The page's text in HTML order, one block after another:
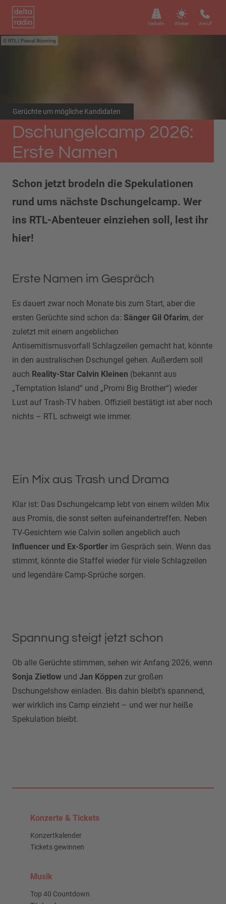
Verkehr Wetter Anruf
RTL / Pascal Bünning
Gerüchte um mögliche Kandidaten
Dschungelcamp 2026:
Erste Namen
Schon jetzt brodeln die Spekulationen
rund ums nächste Dschungelcamp. Wer
ins RTL-Abenteuer einziehen soll, lest ihr
hier!
Erste Namen im Gespräch
Es dauert zwar noch Monate bis zum Start, aber die
ersten Gerüchte sind schon da: Sänger Gil Ofarim, der
zuletzt mit einem angeblichen
Antisemitismusvorfall Schlagzeilen gemacht hat, könnte
in den australischen Dschungel gehen. Außerdem soll
auch Reality-Star Calvin Kleinen (bekannt aus
„Temptation Island“ und „Promi Big Brother“) wieder
Lust auf Trash-TV haben. Offiziell bestätigt ist aber noch
nichts – RTL schweigt wie immer.
Ein Mix aus Trash und Drama
Klar ist: Das Dschungelcamp lebt von einem wilden Mix
aus Promis, die sonst selten aufeinandertreffen. Neben
TV-Gesichtern wie Calvin sollen angeblich auch
Influencer und Ex-Sportler im Gespräch sein. Wenn das
stimmt, könnte die Staffel wieder für viele Schlagzeilen
und legendäre Camp-Sprüche sorgen.
Spannung steigt jetzt schon
Ob alle Gerüchte stimmen, sehen wir Anfang 2026, wenn
Sonja Zietlow und Jan Köppen zur großen
Dschungelshow einladen. Bis dahin bleibt’s spannend,
wer wirklich ins Camp einzieht – und wer nur heiße
Spekulation bleibt.
Konzerte & Tickets
Konzertkalender
Tickets gewinnen
Musik
Top 40 Countdown